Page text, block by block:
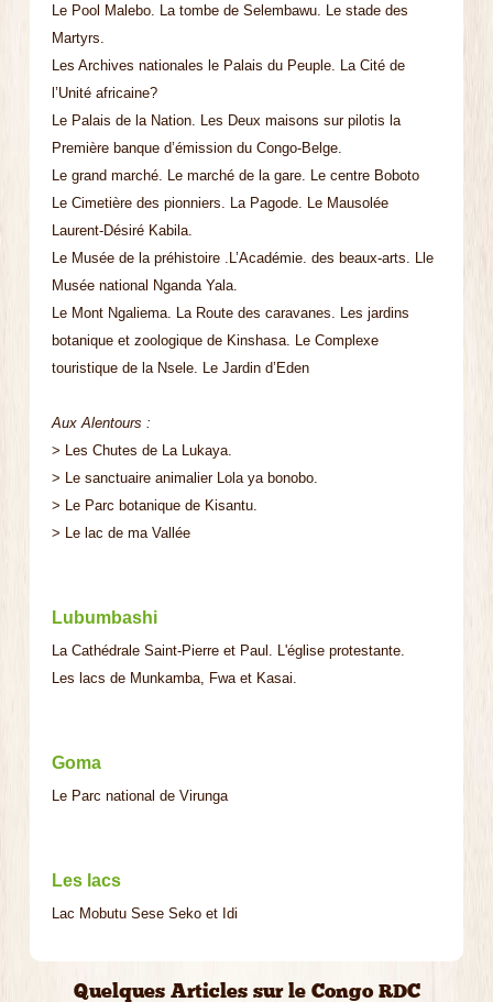
Le Pool Malebo. La tombe de Selembawu. Le stade des
Martyrs.
Les Archives nationales le Palais du Peuple. La Cité de
l’Unité africaine?
Le Palais de la Nation. Les Deux maisons sur pilotis la
Première banque d’émission du Congo-Belge.
Le grand marché. Le marché de la gare. Le centre Boboto
Le Cimetière des pionniers. La Pagode. Le Mausolée
Laurent-Désiré Kabila.
Le Musée de la préhistoire .L’Académie. des beaux-arts. Lle
Musée national Nganda Yala.
Le Mont Ngaliema. La Route des caravanes. Les jardins
botanique et zoologique de Kinshasa. Le Complexe
touristique de la Nsele. Le Jardin d’Eden
Aux Alentours :
> Les Chutes de La Lukaya.
> Le sanctuaire animalier Lola ya bonobo.
> Le Parc botanique de Kisantu.
> Le lac de ma Vallée
Lubumbashi
La Cathédrale Saint-Pierre et Paul. L'église protestante.
Les lacs de Munkamba, Fwa et Kasai.
Goma
Le Parc national de Virunga
Les lacs
Lac Mobutu Sese Seko et Idi
Quelques Articles sur le Congo RDC